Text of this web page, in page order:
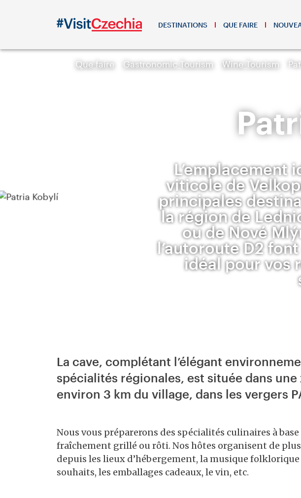
DESTINATIONS QUE FAIRE
Que faire Gastronomic Tourism Wine Tourism
L’emplacement
viticole de
principales
la région de
ou de Nové
l’autoroute D2
idéal pour vos
La cave, complétant l’élégant
spécialités régionales, est située dans une
environ 3 km du village, dans les vergers
Nous vous préparerons des spécialités culinaires à
fraîchement grillé ou rôti. Nos hôtes organisent de
depuis les lieux d’hébergement, la musique
souhaits, les emballages cadeaux, le vin, etc.